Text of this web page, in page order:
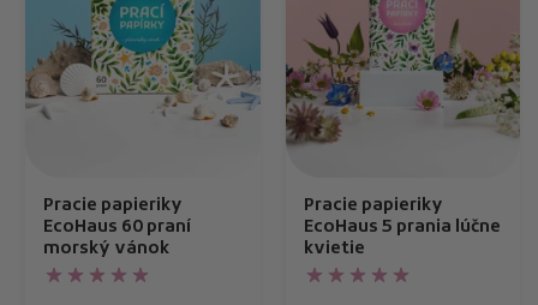
Pracie papieriky
EcoHaus 60 praní
morský vánok
Pracie papieriky
EcoHaus 5 prania lúčne
kvietie